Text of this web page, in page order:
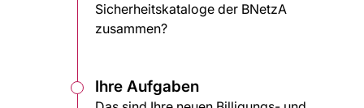
Sicherheitskataloge der BNetzA
zusammen?
Ihre Aufgaben